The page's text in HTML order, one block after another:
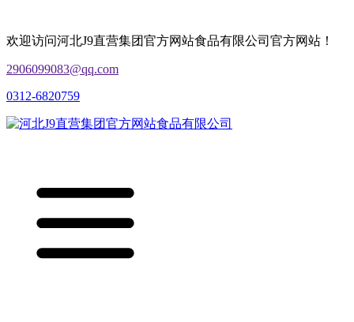
欢迎访问河北J9直营集团官方网站食品有限公司官方网站！
2906099083@qq.com
0312-6820759